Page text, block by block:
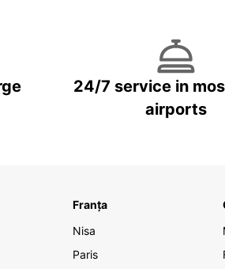
24/7 service in
airports
Franța
Nisa
Paris